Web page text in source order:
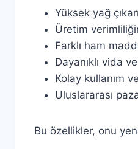
Yüksek yağ
Üretim
Farklı ham
Dayanıklı vida
Kolay kullanım
Uluslararası
Bu özellikler, onu